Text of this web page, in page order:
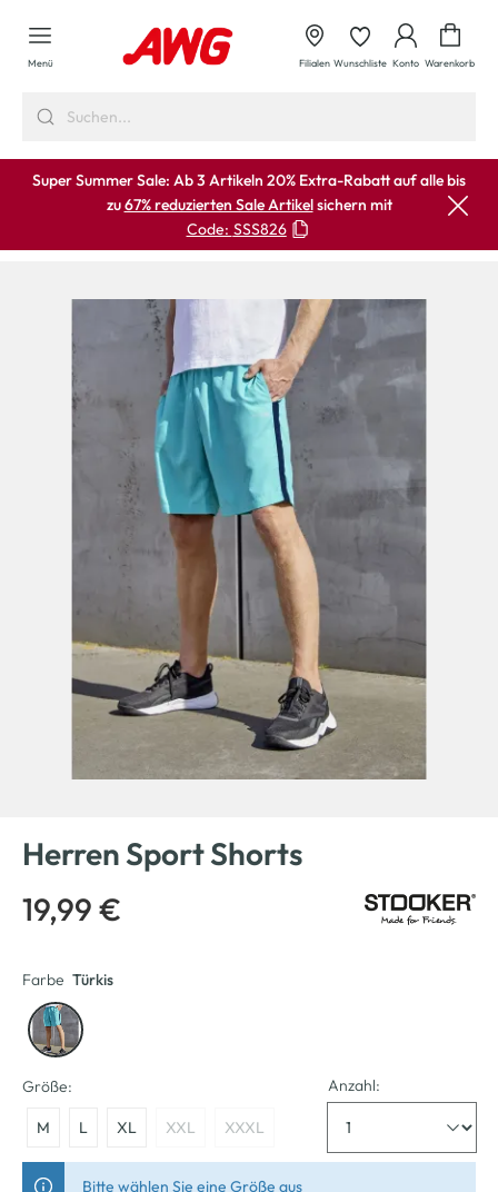
springen
Menü Filialen Wunschliste Konto Warenkorb
Super Summer Sale: Ab 3 Artikeln 20% Extra-Rabatt auf alle bis
zu67% reduzierten Sale Artikelsichern mit
Code: SSS826
Herren Sport Shorts
19,99 €
Farbe Türkis
Größe:
M L XL XXL XXXL
Anzahl:
Bitte wählen Sie eine Größe aus